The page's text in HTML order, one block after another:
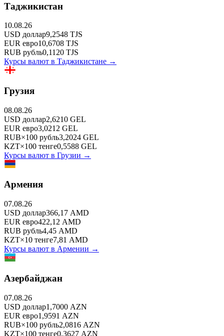
Таджикистан
10.08.26
USD доллар9,2548 TJS
EUR евро10,6708 TJS
RUB рубль0,1120 TJS
Курсы валют в Таджикистане →
Грузия
08.08.26
USD доллар2,6210 GEL
EUR евро3,0212 GEL
RUB×100 рубль3,2024 GEL
KZT×100 тенге0,5588 GEL
Курсы валют в Грузии →
Армения
07.08.26
USD доллар366,17 AMD
EUR евро422,12 AMD
RUB рубль4,45 AMD
KZT×10 тенге7,81 AMD
Курсы валют в Армении →
Азербайджан
07.08.26
USD доллар1,7000 AZN
EUR евро1,9591 AZN
RUB×100 рубль2,0816 AZN
KZT×100 тенге0,3627 AZN